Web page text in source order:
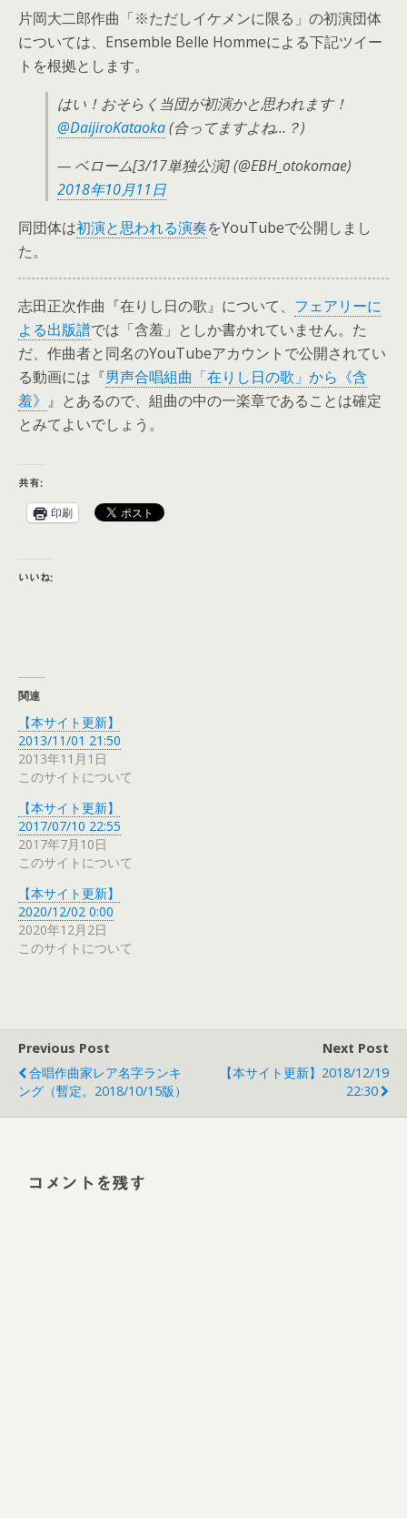
片岡大二郎作曲「※ただしイケメンに限る」の初演団体
については、Ensemble Belle Hommeによる下記ツイー
トを根拠とします。
はい！おそらく当団が初演かと思われます！
@DaijiroKataoka(合ってますよね…？)
— ベローム[3/17単独公演] (@EBH_otokomae)
2018年10月11日
同団体は初演と思われる演奏をYouTubeで公開しまし
た。
志田正次作曲『在りし日の歌』について、 フェアリーに
よる出版譜では「含羞」としか書かれていません。た
だ、作曲者と同名のYouTubeアカウントで公開されてい
る動画には『男声合唱組曲「在りし日の歌」から《含
羞》 』とあるので、組曲の中の一楽章であることは確定
とみてよいでしょう。
共有:
印刷
いいね:
関連
【本サイト更新】
2013/11/01 21:50
2013年11月1日
このサイトについて
【本サイト更新】
2017/07/10 22:55
2017年7月10日
このサイトについて
【本サイト更新】
2020/12/02 0:00
2020年12月2日
このサイトについて
Previous Post
合唱作曲家レア名字ランキ
ング（暫定。2018/10/15版）
Next Post
【本サイト更新】2018/12/19
22:30
コメントを残す